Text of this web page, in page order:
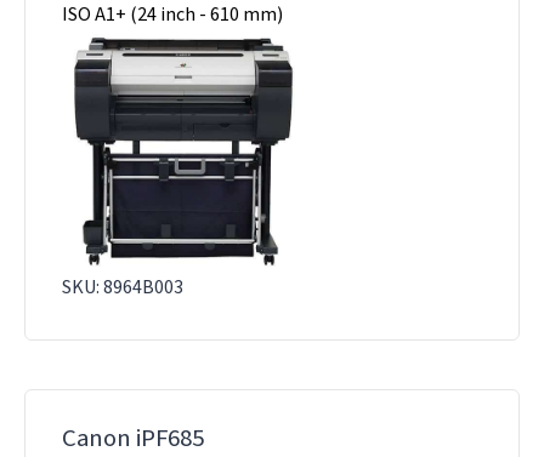
ISO A1+ (24 inch - 610 mm)
SKU: 8964B003
Canon iPF685